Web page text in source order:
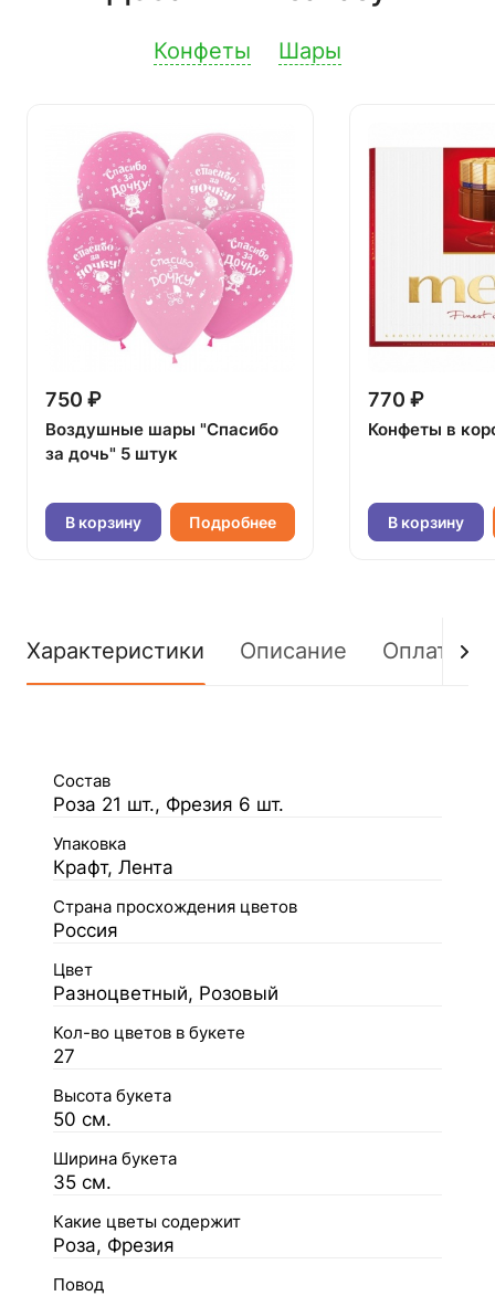
Конфеты Шары
750 ₽
Воздушные шары "Спасибо
за дочь" 5 штук
В корзину Подробнее
770 ₽
Конфеты в
В корзину
Характеристики Описание Оплата
Состав
Роза 21 шт., Фрезия 6 шт.
Упаковка
Крафт, Лента
Страна просхождения цветов
Россия
Цвет
Разноцветный, Розовый
Кол-во цветов в букете
27
Высота букета
50 см.
Ширина букета
35 см.
Какие цветы содержит
Роза, Фрезия
Повод